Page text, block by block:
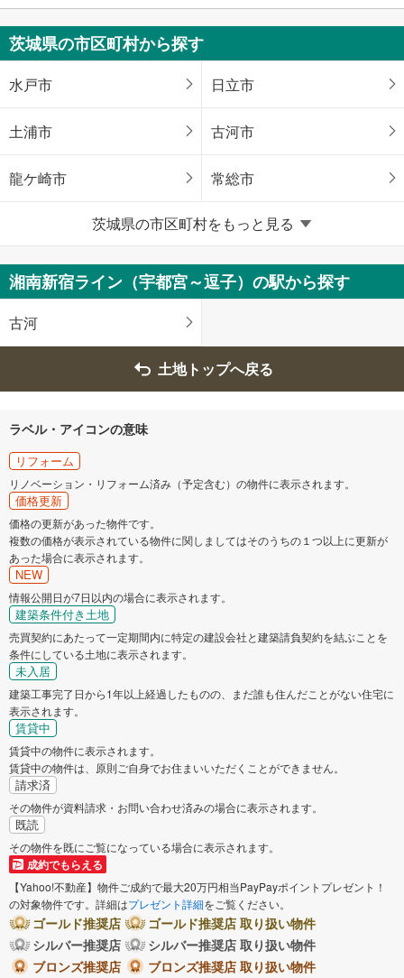
茨城県の市区町村から探す
水戸市 日立市
土浦市 古河市
龍ケ崎市 常総市
取手市
牛久市 つくば市
ひたちなか市
那珂市
稲敷市
鉾田市
東茨城郡茨城町 東茨城郡大洗町
東茨城郡城里町 那珂郡東海村
稲敷郡阿見町 結城郡八千代町
茨城県の市区町村をもっと見る
湘南新宿ライン（宇都宮～逗子）の駅から探す
古河
土地トップへ戻る
ラベル・アイコンの意味
リフォーム
リノベーション・リフォーム済み（予定含む）の物件に表示されます。
価格更新
価格の更新があった物件です。
複数の価格が表示されている物件に関しましてはそのうちの１つ以上に更新が
あった場合に表示されます。
NEW
情報公開日が7日以内の場合に表示されます。
建築条件付き土地
売買契約にあたって一定期間内に特定の建設会社と建築請負契約を結ぶことを
条件にしている土地に表示されます。
未入居
建築工事完了日から1年以上経過したものの、まだ誰も住んだことがない住宅に
表示されます。
賃貸中
賃貸中の物件に表示されます。
賃貸中の物件は、原則ご自身でお住まいいただくことができません。
請求済
その物件が資料請求・お問い合わせ済みの場合に表示されます。
既読
その物件を既にご覧になっている場合に表示されます。
成約でもらえる
【Yahoo!不動産】物件ご成約で最大20万円相当PayPayポイントプレゼント！
の対象物件です。詳細はプレゼント詳細をご覧ください。
ゴールド推奨店
ゴールド推奨店 取り扱い物件
シルバー推奨店
シルバー推奨店 取り扱い物件
ブロンズ推奨店
ブロンズ推奨店 取り扱い物件